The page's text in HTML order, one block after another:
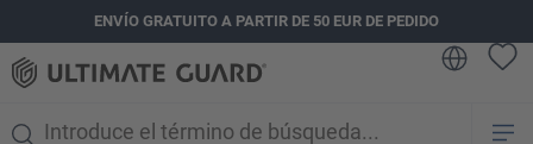
principalENVÍO GRATUITO A PARTIR DE 50 EUR DE PEDIDO